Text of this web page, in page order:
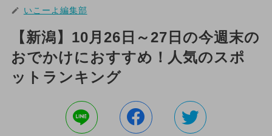
いこーよ編集部
【新潟】10月26日～27日の今週末の
おでかけにおすすめ！人気のスポ
ットランキング